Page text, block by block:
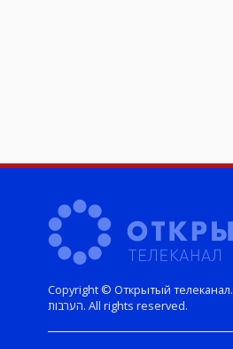
Copyright © Открытый телеканал. תנועת
הערבות. All rights reserved.